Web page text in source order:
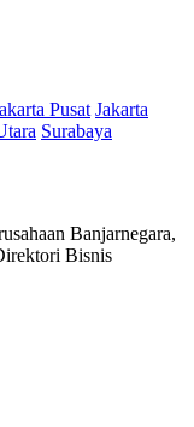
Pusat Jakarta
Surabaya
Banjarnegara,
Bisnis